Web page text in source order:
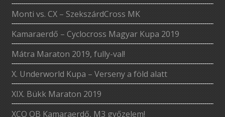
Monti vs. CX – SzekszárdCross MK
Kamaraerdő – Cyclocross Magyar Kupa 2019
Mátra Maraton 2019, fully-val!
X. Underworld Kupa – Verseny a föld alatt
XIX. Bükk Maraton 2019
XCO OB Kamaraerdő, M3 győzelem!